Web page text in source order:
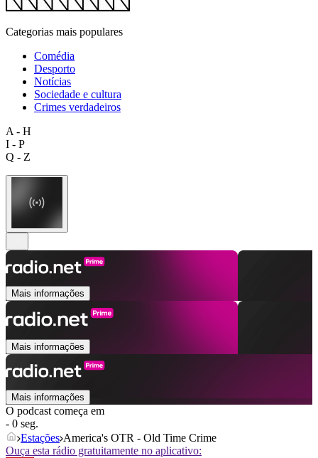
Categorias mais populares
Comédia
Desporto
Notícias
Sociedade e cultura
Crimes verdadeiros
A - H
I - P
Q - Z
Mais informações
Mais informações
Mais informações
O podcast começa em
- 0 seg.
Estações America's OTR - Old Time Crime
Ouça esta rádio gratuitamente no aplicativo: